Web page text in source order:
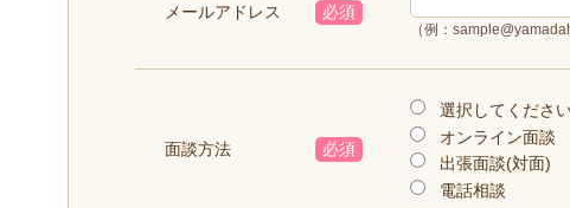
メールアドレス 必須
（例：
面談方法 必須
選択してくださ
オンライン面談
出張面談(対面)
電話相談